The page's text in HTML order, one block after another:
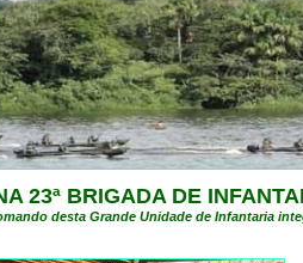
23ª BRIGADA DE
desta Grande Unidade de Infantaria